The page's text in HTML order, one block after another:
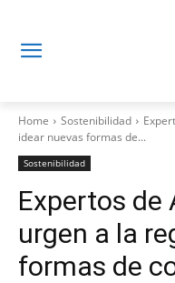
Home Sostenibilidad
idear nuevas formas de...
Sostenibilidad
Expertos de
urgen a la
formas de